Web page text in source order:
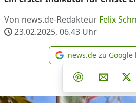
Von news.de-Redakteur Felix
23.02.2025, 06.43 Uhr
news.de zu
Teilen auf
Teilen auf
Per E-